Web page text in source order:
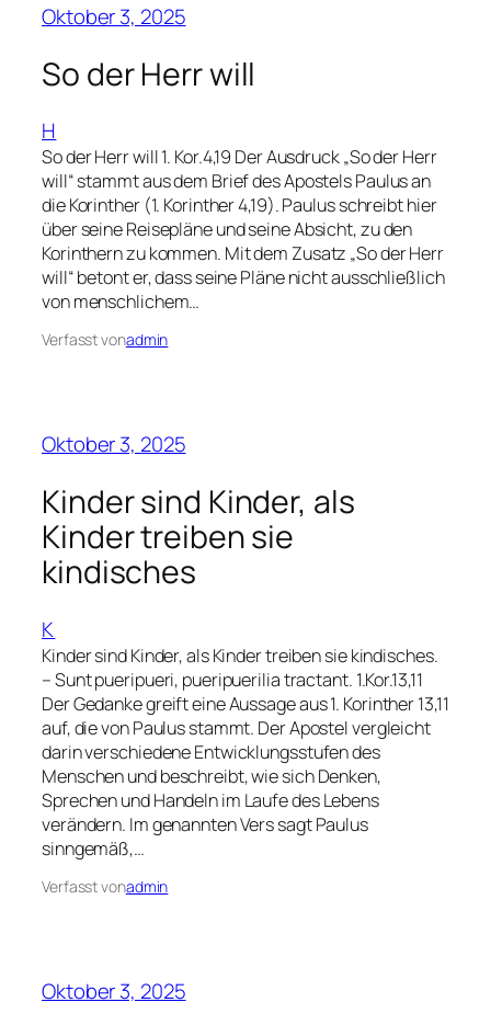
Oktober 3, 2025
So der Herr will
H
So der Herr will 1. Kor.4,19 Der Ausdruck „So der Herr
will“ stammt aus dem Brief des Apostels Paulus an
die Korinther (1. Korinther 4,19). Paulus schreibt hier
über seine Reisepläne und seine Absicht, zu den
Korinthern zu kommen. Mit dem Zusatz „So der Herr
will“ betont er, dass seine Pläne nicht ausschließlich
von menschlichem…
Verfasst vonadmin
Oktober 3, 2025
Kinder sind Kinder, als
Kinder treiben sie
kindisches
K
Kinder sind Kinder, als Kinder treiben sie kindisches.
– Sunt pueripueri, pueripuerilia tractant. 1.Kor.13,11
Der Gedanke greift eine Aussage aus 1. Korinther 13,11
auf, die von Paulus stammt. Der Apostel vergleicht
darin verschiedene Entwicklungsstufen des
Menschen und beschreibt, wie sich Denken,
Sprechen und Handeln im Laufe des Lebens
verändern. Im genannten Vers sagt Paulus
sinngemäß,…
Verfasst vonadmin
Oktober 3, 2025